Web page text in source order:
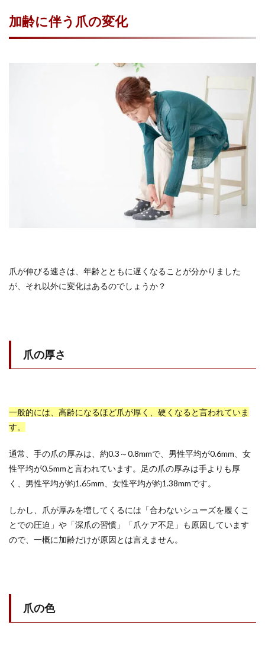
加齢に伴う爪の変化
爪が伸びる速さは、年齢とともに遅くなることが分かりました
が、それ以外に変化はあるのでしょうか？
爪の厚さ
一般的には、高齢になるほど爪が厚く、硬くなると言われていま
す。
通常、手の爪の厚みは、約0.3～0.8mmで、男性平均が0.6mm、女
性平均が0.5mmと言われています。足の爪の厚みは手よりも厚
く、男性平均が約1.65mm、女性平均が約1.38mmです。
しかし、爪が厚みを増してくるには「合わないシューズを履くこ
とでの圧迫」や「深爪の習慣」「爪ケア不足」も原因しています
ので、一概に加齢だけが原因とは言えません。
爪の色